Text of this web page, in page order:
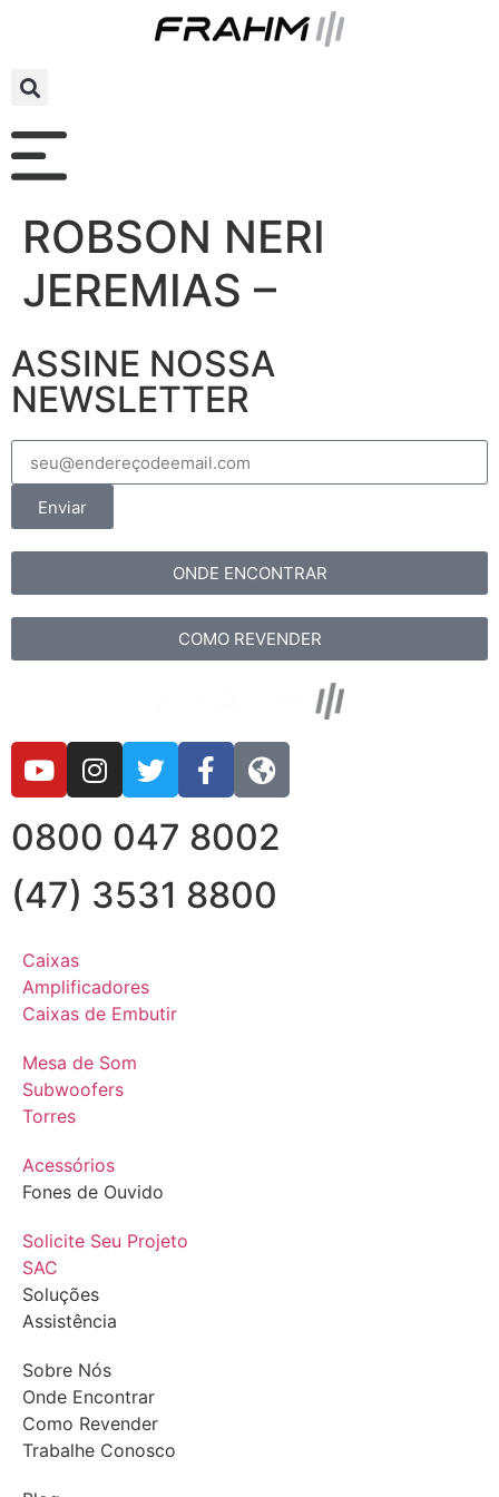
ROBSON NERI
JEREMIAS –
ASSINE NOSSA
NEWSLETTER
Enviar
ONDE ENCONTRAR
COMO REVENDER
0800 047 8002
(47) 3531 8800
Caixas
Amplificadores
Caixas de Embutir
Mesa de Som
Subwoofers
Torres
Acessórios
Fones de Ouvido
Solicite Seu Projeto
SAC
Soluções
Assistência
Sobre Nós
Onde Encontrar
Como Revender
Trabalhe Conosco